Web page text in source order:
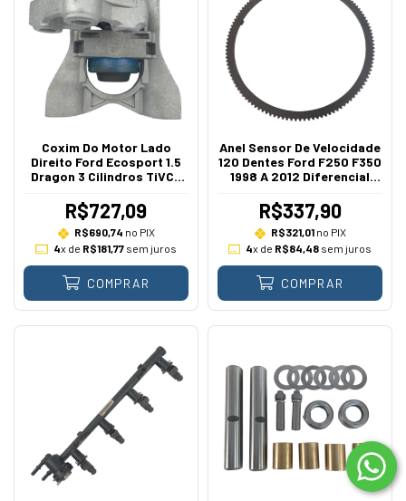
Coxim Do Motor Lado
Direito Ford Ecosport 1.5
Dragon 3 Cilindros TiVCT
R$727,09
R$690,74 no PIX
4x de R$181,77sem juros
COMPRAR
Anel Sensor De Velocidade
120 Dentes Ford F250 F350
1998 A 2012 Diferencial
R$337,90
R$321,01no PIX
4x de R$84,48 sem juros
COMPRAR